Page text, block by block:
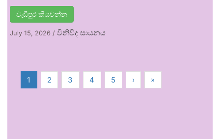
වැඩිපුර කියවන්න
July 15, 2026 / විනිවිද සායනය
1 2 3 4 5 › »